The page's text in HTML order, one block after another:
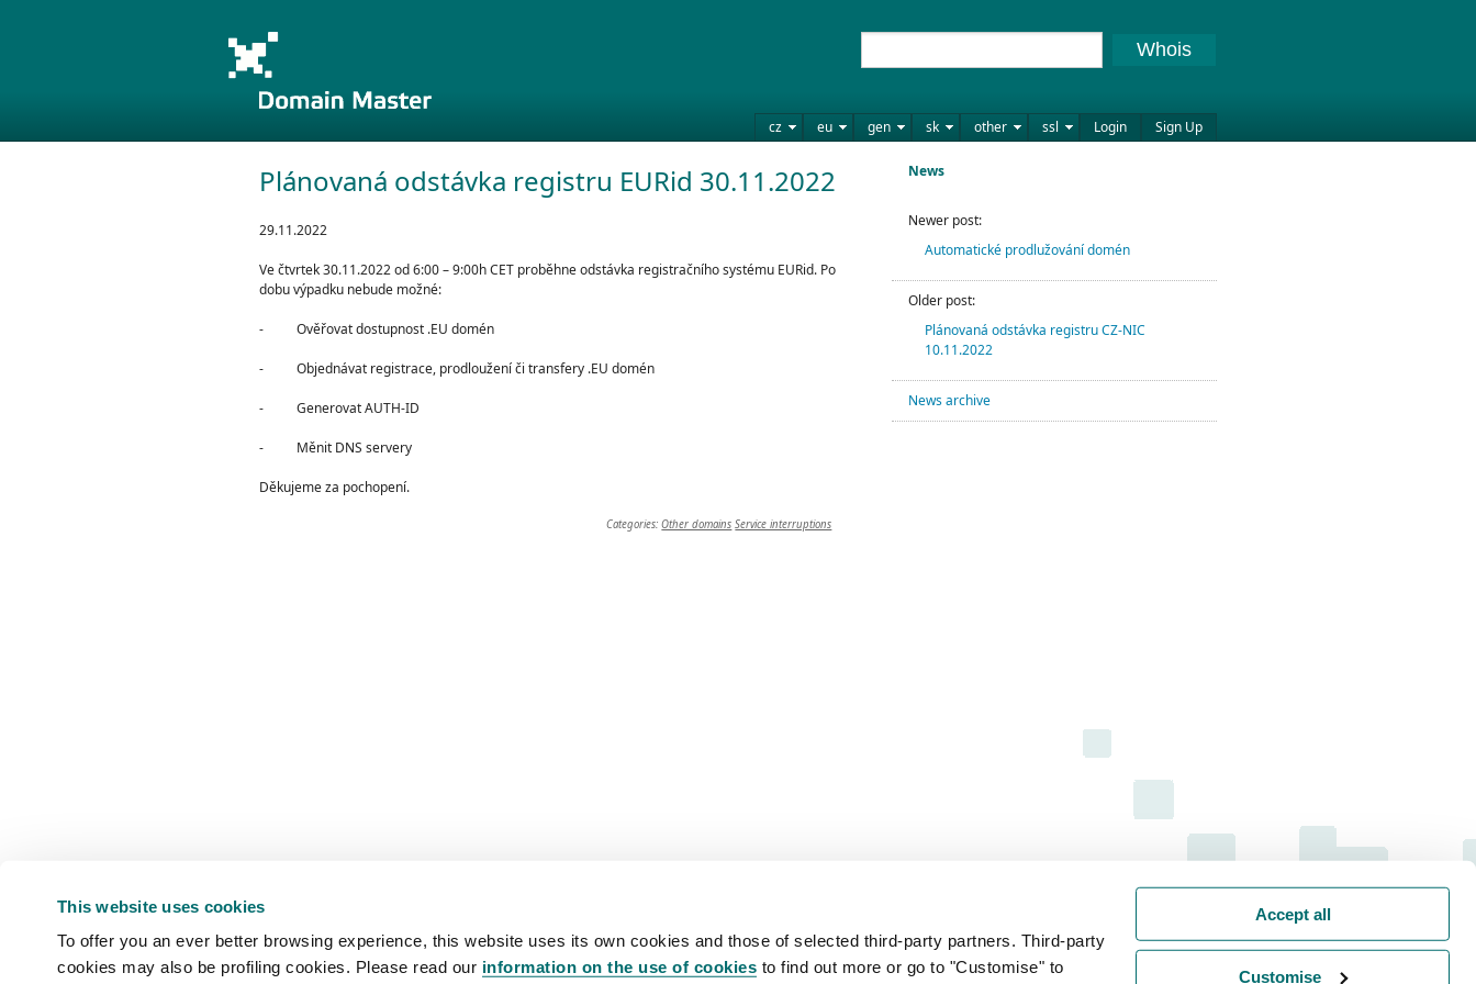
This website uses cookies
To offer you an ever better browsing experience, this website uses its own cookies and those of selected third-party partners. Third-party
cookies may also be profiling cookies. Please read our information on the use of cookies to find out more or go to "Customise" to
Accept all
Customise
cz eu gen sk other ssl Login Sign Up
Whois
News
Newer post:
Automatické prodlužování domén
Older post:
Plánovaná odstávka registru CZ-NIC
10.11.2022
News archive
Plánovaná odstávka registru EURid 30.11.2022
29.11.2022
Ve čtvrtek 30.11.2022 od 6:00 – 9:00h CET proběhne odstávka registračního systému EURid. Po
dobu výpadku nebude možné:
- Ověřovat dostupnost .EU domén
- Objednávat registrace, prodloužení či transfery .EU domén
- Generovat AUTH-ID
- Měnit DNS servery
Děkujeme za pochopení.
Categories:Other domains Service interruptions